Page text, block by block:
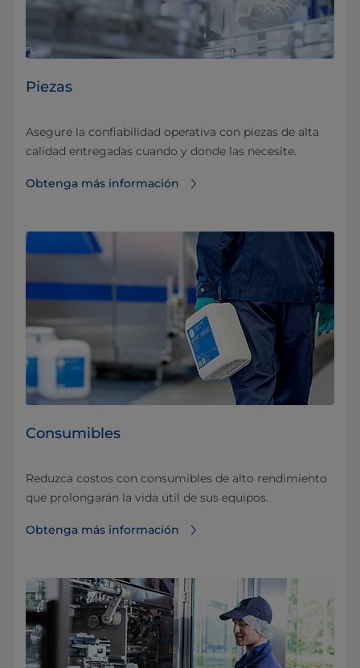
Piezas
Asegure la confiabilidad operativa con piezas de alta
calidad entregadas cuando y donde las necesite.
Obtenga más información
Consumibles
Reduzca costos con consumibles de alto rendimiento
que prolongarán la vida útil de sus equipos.
Obtenga más información